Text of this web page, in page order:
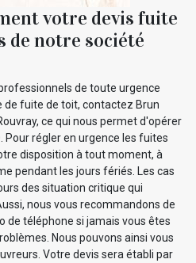
votre devis fuite
de notre société
de toute urgence
fuite de toit, contactez Brun
ce qui nous permet d'opérer
Pour régler en urgence les fuites
disposition à tout moment, à
pendant les jours fériés. Les cas
des situation critique qui
nous vous recommandons de
de téléphone si jamais vous êtes
Nous pouvons ainsi vous
Votre devis sera établi par